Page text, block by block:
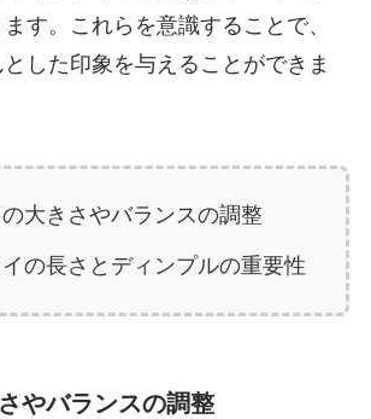
す。これらを意識することで、
した印象を与えることができま
大きさやバランスの調整
の長さとディンプルの重要性
やバランスの調整